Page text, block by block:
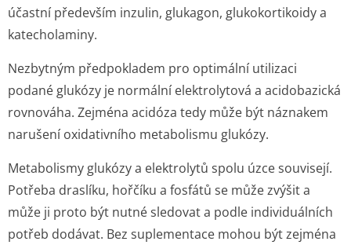
účastní především inzulin, glukagon, glukokortikoidy a
katecholaminy.
Nezbytným předpokladem pro optimální utilizaci
podané glukózy je normální elektrolytová a acidobazická
rovnováha. Zejména acidóza tedy může být náznakem
narušení oxidativního metabolismu glukózy.
Metabolismy glukózy a elektrolytů spolu úzce souvisejí.
Potřeba draslíku, hořčíku a fosfátů se může zvýšit a
může ji proto být nutné sledovat a podle individuálních
potřeb dodávat. Bez suplementace mohou být zejména